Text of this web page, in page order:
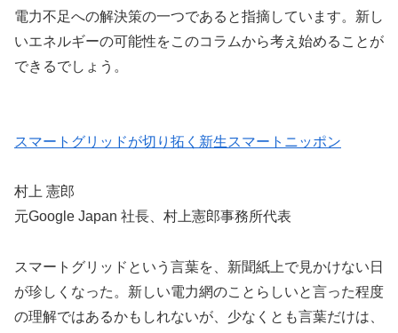
電力不足への解決策の一つであると指摘しています。新し
いエネルギーの可能性をこのコラムから考え始めることが
できるでしょう。
スマートグリッドが切り拓く新生スマートニッポン
村上 憲郎
元Google Japan 社長、村上憲郎事務所代表
スマートグリッドという言葉を、新聞紙上で見かけない日
が珍しくなった。新しい電力網のことらしいと言った程度
の理解ではあるかもしれないが、少なくとも言葉だけは、